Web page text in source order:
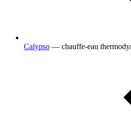
Calypso — chauffe-eau